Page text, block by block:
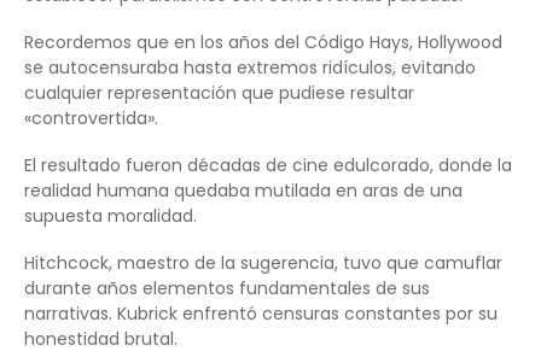
Recordemos que en los años del Código Hays, Hollywood
se autocensuraba hasta extremos ridículos, evitando
cualquier representación que pudiese resultar
«controvertida».
El resultado fueron décadas de cine edulcorado, donde la
realidad humana quedaba mutilada en aras de una
supuesta moralidad.
Hitchcock, maestro de la sugerencia, tuvo que camuflar
durante años elementos fundamentales de sus
narrativas. Kubrick enfrentó censuras constantes por su
honestidad brutal.